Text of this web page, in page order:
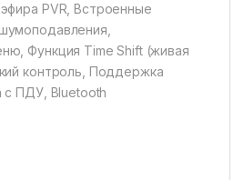
PVR, Встроенные
Функция Time Shift (живая
контроль, Поддержка
с ПДУ, Bluetooth